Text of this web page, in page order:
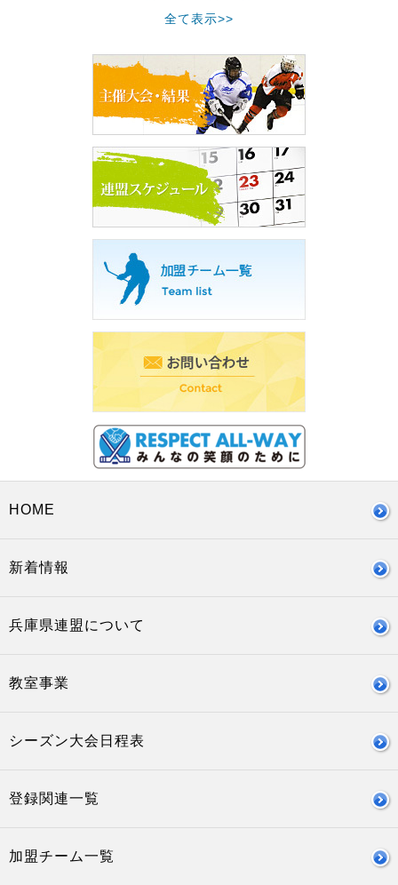
全て表示>>
HOME
新着情報
兵庫県連盟について
教室事業
シーズン大会日程表
登録関連一覧
加盟チーム一覧